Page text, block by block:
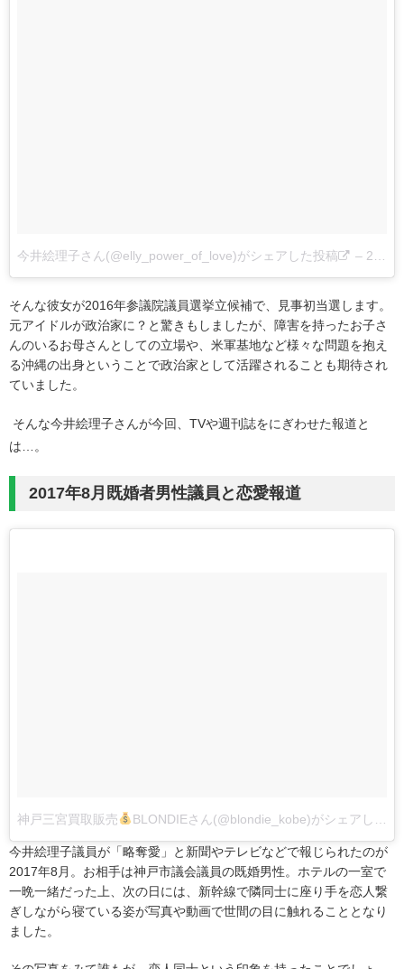
今井絵理子さん(@elly_power_of_love)がシェアした投稿 – 2017 2月 15 5:44午前 PST
そんな彼女が2016年参議院議員選挙立候補で、見事初当選します。
元アイドルが政治家に？と驚きもしましたが、障害を持ったお子さ
んのいるお母さんとしての立場や、米軍基地など様々な問題を抱え
る沖縄の出身ということで政治家として活躍されることも期待され
ていました。
そんな今井絵理子さんが今回、TVや週刊誌をにぎわせた報道と
は…。
2017年8月既婚者男性議員と恋愛報道
神戸三宮買取販売 BLONDIEさん(@blondie_kobe)がシェアした投稿
今井絵理子議員が「略奪愛」と新聞やテレビなどで報じられたのが
2017年8月。お相手は神戸市議会議員の既婚男性。ホテルの一室で
一晩一緒だった上、次の日には、新幹線で隣同士に座り手を恋人繋
ぎしながら寝ている姿が写真や動画で世間の目に触れることとなり
ました。